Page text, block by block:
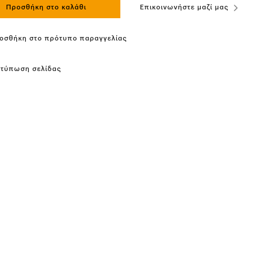
Προσθήκη στο καλάθι Επικοινωνήστε μαζί μας
στο πρότυπο παραγγελίας
σελίδας